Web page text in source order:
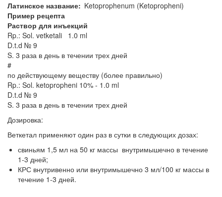
Латинское название
Ketoprophenum (Ketopropheni)
Пример рецепта
Раствор для инъекций
Rp.: Sol. vetketali 1.0 ml
D.t.d № 9
S. 3 раза в день в течении трех дней
#
по действующему веществу (более правильно)
Rp.: Sol. ketopropheni 10% - 1.0 ml
D.t.d № 9
S. 3 раза в день в течении трех дней
Дозировка:
Веткетал применяют один раз в сутки в следующих дозах:
свиньям 1,5 мл на 50 кг массы внутримышечно в течение
1-3 дней;
КРС внутривенно или внутримышечно 3 мл/100 кг массы в
течение 1-3 дней.